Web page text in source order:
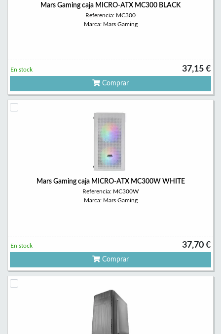
Mars Gaming caja MICRO-ATX MC300 BLACK
Referencia: MC300
Marca: Mars Gaming
37,15 €
En stock
Comprar
Mars Gaming caja MICRO-ATX MC300W WHITE
Referencia: MC300W
Marca: Mars Gaming
37,70 €
En stock
Comprar